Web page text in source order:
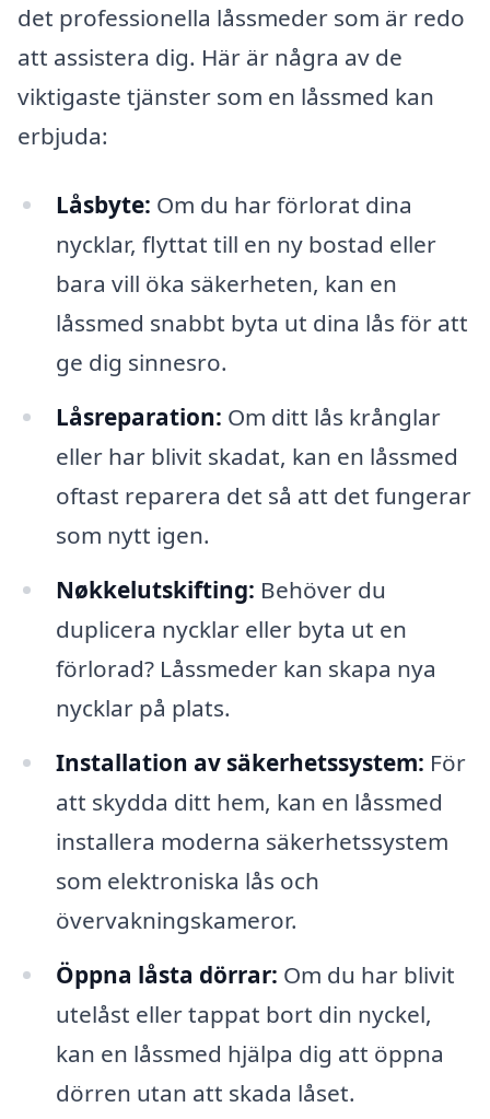
det professionella låssmeder som är redo
att assistera dig. Här är några av de
viktigaste tjänster som en låssmed kan
erbjuda:
Låsbyte: Om du har förlorat dina
nycklar, flyttat till en ny bostad eller
bara vill öka säkerheten, kan en
låssmed snabbt byta ut dina lås för att
ge dig sinnesro.
Låsreparation: Om ditt lås krånglar
eller har blivit skadat, kan en låssmed
oftast reparera det så att det fungerar
som nytt igen.
Nøkkelutskifting: Behöver du
duplicera nycklar eller byta ut en
förlorad? Låssmeder kan skapa nya
nycklar på plats.
Installation av säkerhetssystem: För
att skydda ditt hem, kan en låssmed
installera moderna säkerhetssystem
som elektroniska lås och
övervakningskameror.
Öppna låsta dörrar: Om du har blivit
utelåst eller tappat bort din nyckel,
kan en låssmed hjälpa dig att öppna
dörren utan att skada låset.